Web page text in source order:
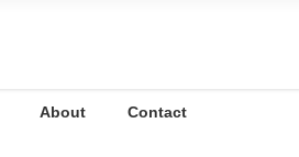
About Contact